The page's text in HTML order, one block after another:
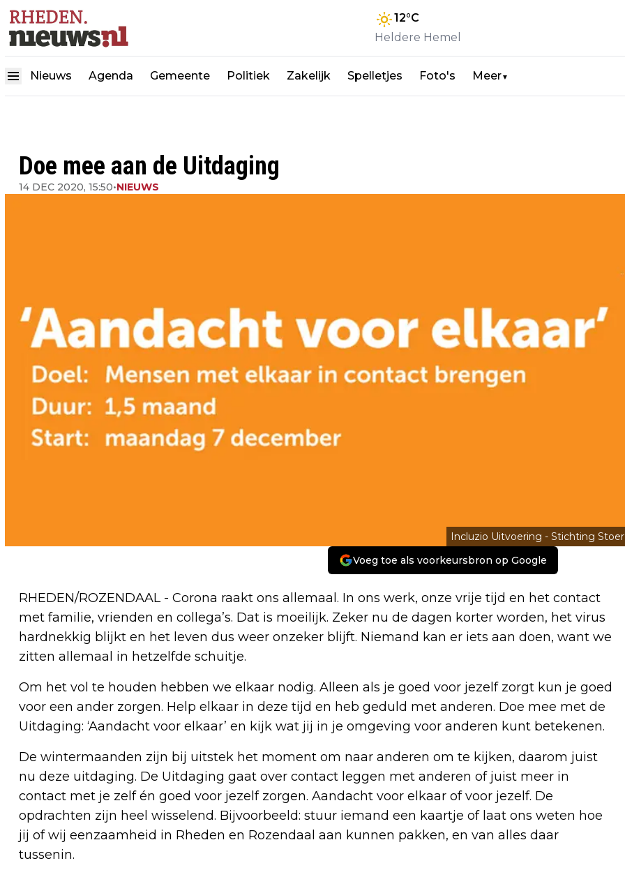
12°C
Heldere Hemel
Nieuws Agenda Gemeente Politiek Zakelijk Spelletjes Foto's Meer▼
Doe mee aan de Uitdaging
14 DEC 2020, 15:50•NIEUWS
Incluzio Uitvoering - Stichting Stoer
Voeg toe als voorkeursbron op Google
RHEDEN/ROZENDAAL - Corona raakt ons allemaal. In ons werk, onze vrije tijd en het contact
met familie, vrienden en collega’s. Dat is moeilijk. Zeker nu de dagen korter worden, het virus
hardnekkig blijkt en het leven dus weer onzeker blijft. Niemand kan er iets aan doen, want we
zitten allemaal in hetzelfde schuitje.
Om het vol te houden hebben we elkaar nodig. Alleen als je goed voor jezelf zorgt kun je goed
voor een ander zorgen. Help elkaar in deze tijd en heb geduld met anderen. Doe mee met de
Uitdaging: ‘Aandacht voor elkaar’ en kijk wat jij in je omgeving voor anderen kunt betekenen.
De wintermaanden zijn bij uitstek het moment om naar anderen om te kijken, daarom juist
nu deze uitdaging. De Uitdaging gaat over contact leggen met anderen of juist meer in
contact met je zelf én goed voor jezelf zorgen. Aandacht voor elkaar of voor jezelf. De
opdrachten zijn heel wisselend. Bijvoorbeeld: stuur iemand een kaartje of laat ons weten hoe
jij of wij eenzaamheid in Rheden en Rozendaal aan kunnen pakken, en van alles daar
tussenin.